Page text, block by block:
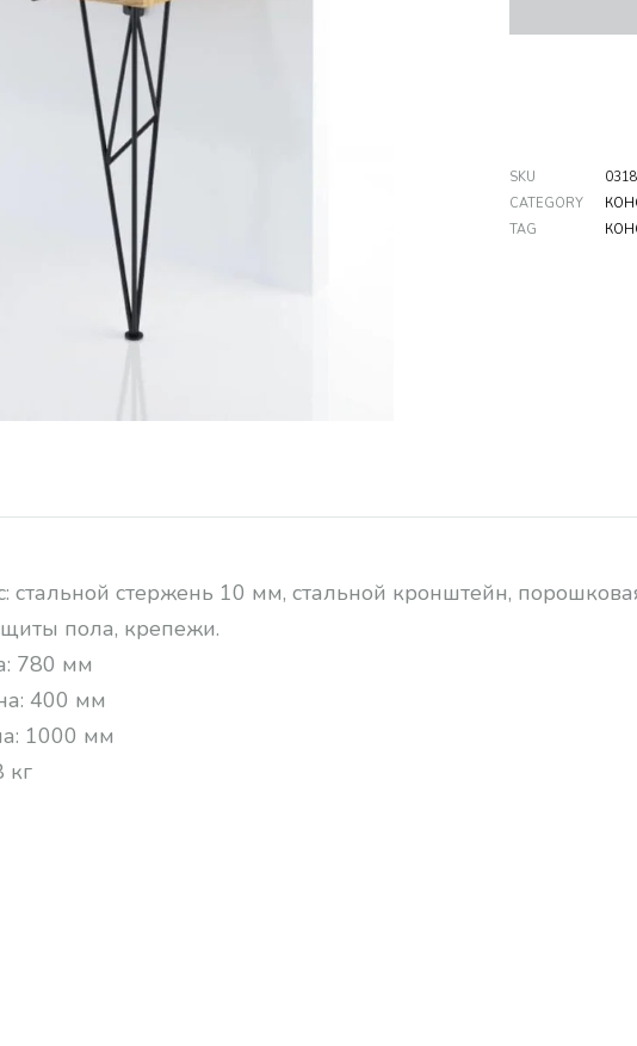
SKU
0318
CATEGORY
TAG
стальной стержень 10 мм, стальной кронштейн,
пола, крепежи.
780 мм
400 мм
1000 мм
кг